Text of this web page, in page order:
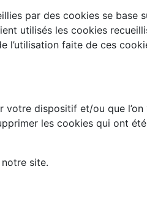
par des cookies se base
utilisés les cookies
l’utilisation faite de ces
votre dispositif et/ou que l’on
les cookies qui ont
site.